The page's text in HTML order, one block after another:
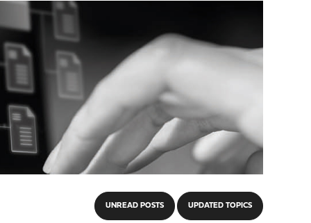
UNREAD POSTS UPDATED TOPICS